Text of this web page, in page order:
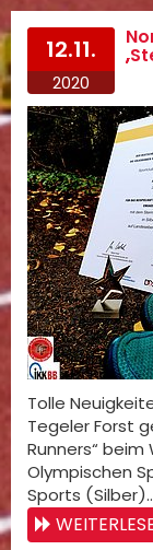
12.11.
2020
Tolle
Tegeler Forst
Runners“
Olympischen
Sports